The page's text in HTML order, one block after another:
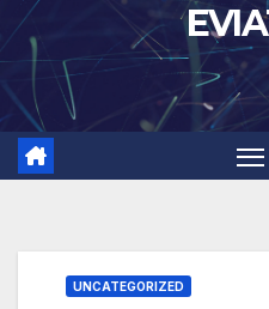
UNCATEGORIZED